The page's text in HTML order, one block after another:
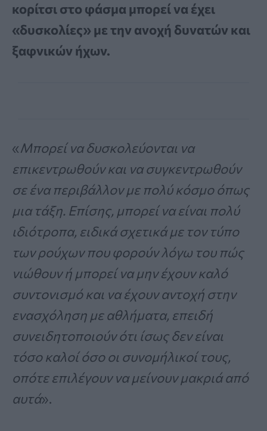
κορίτσι στο φάσμα μπορεί να έχει
«δυσκολίες» με την ανοχή δυνατών και
ξαφνικών ήχων.
«Μπορεί να δυσκολεύονται να
επικεντρωθούν και να συγκεντρωθούν
σε ένα περιβάλλον με πολύ κόσμο όπως
μια τάξη. Επίσης, μπορεί να είναι πολύ
ιδιότροπα, ειδικά σχετικά με τον τύπο
των ρούχων που φορούν λόγω του πώς
νιώθουν ή μπορεί να μην έχουν καλό
συντονισμό και να έχουν αντοχή στην
ενασχόληση με αθλήματα, επειδή
συνειδητοποιούν ότι ίσως δεν είναι
τόσο καλοί όσο οι συνομήλικοί τους,
οπότε επιλέγουν να μείνουν μακριά από
αυτά».